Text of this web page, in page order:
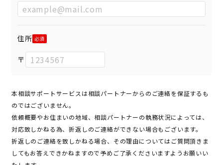
住所
〒
本相談サポートサービスは相談パートナーからのご連絡を保証するも
のではございません。
依頼概要やお住まいの地域、相談パートナーの執務状況によっては、
対応致しかねる為、折返しのご連絡ができない場合もございます。
折返しのご連絡を致しかねる場合、その理由についてはご質問頂きま
してもお答えできかねますので予めご了承くださいますようお願いい